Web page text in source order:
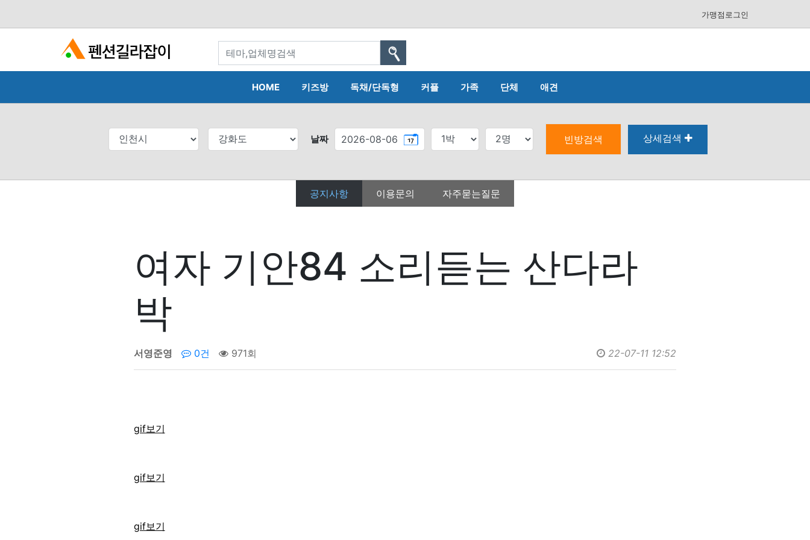
가맹점로그인
search
HOME 키즈방 독채/단독형 커플 가족 단체 애견
날짜 빈방검색 상세검색
공지사항 이용문의 자주묻는질문
여자 기안84 소리듣는 산다라
박
서영준영 0건 971회 22-07-11 12:52
gif보기
gif보기
gif보기